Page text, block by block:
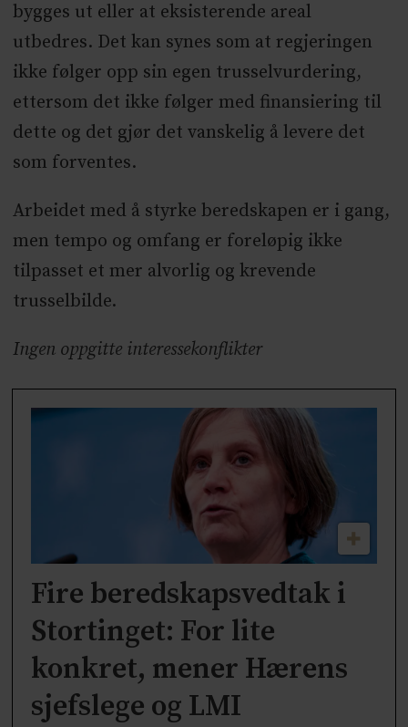
bygges ut eller at eksisterende areal
utbedres. Det kan synes som at regjeringen
ikke følger opp sin egen trusselvurdering,
ettersom det ikke følger med finansiering til
dette og det gjør det vanskelig å levere det
som forventes.
Arbeidet med å styrke beredskapen er i gang,
men tempo og omfang er foreløpig ikke
tilpasset et mer alvorlig og krevende
trusselbilde.
Ingen oppgitte interessekonflikter
Fire beredskapsvedtak i
Stortinget: For lite
konkret, mener Hærens
sjefslege og LMI